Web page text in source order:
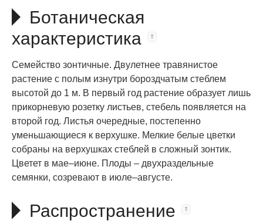
Ботаническая
характеристика
Семейство зонтичные. Двулетнее травянистое
растение с полым изнутри бороздчатым стеблем
высотой до 1 м. В первый год растение образует лишь
прикорневую розетку листьев, стебель появляется на
второй год. Листья очередные, постепенно
уменьшающиеся к верхушке. Мелкие белые цветки
собраны на верхушках стеблей в сложный зонтик.
Цветет в мае–июне. Плоды – двухраздельные
семянки, созревают в июле–августе.
Распространение